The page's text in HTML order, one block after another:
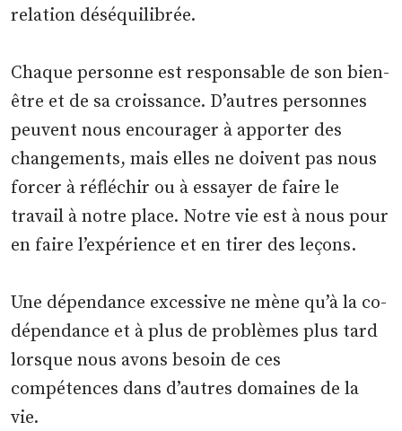
relation déséquilibrée.
Chaque personne est responsable de son bien-
être et de sa croissance. D’autres personnes
peuvent nous encourager à apporter des
changements, mais elles ne doivent pas nous
forcer à réfléchir ou à essayer de faire le
travail à notre place. Notre vie est à nous pour
en faire l’expérience et en tirer des leçons.
Une dépendance excessive ne mène qu’à la co-
dépendance et à plus de problèmes plus tard
lorsque nous avons besoin de ces
compétences dans d’autres domaines de la
vie.